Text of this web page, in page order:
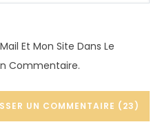
Et Mon Site Dans Le
Commentaire.